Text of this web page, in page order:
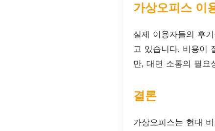
가상오피스 이
실제 이용자들의 후
고 있습니다. 비용이
만, 대면 소통의 필요
결론
가상오피스는 현대